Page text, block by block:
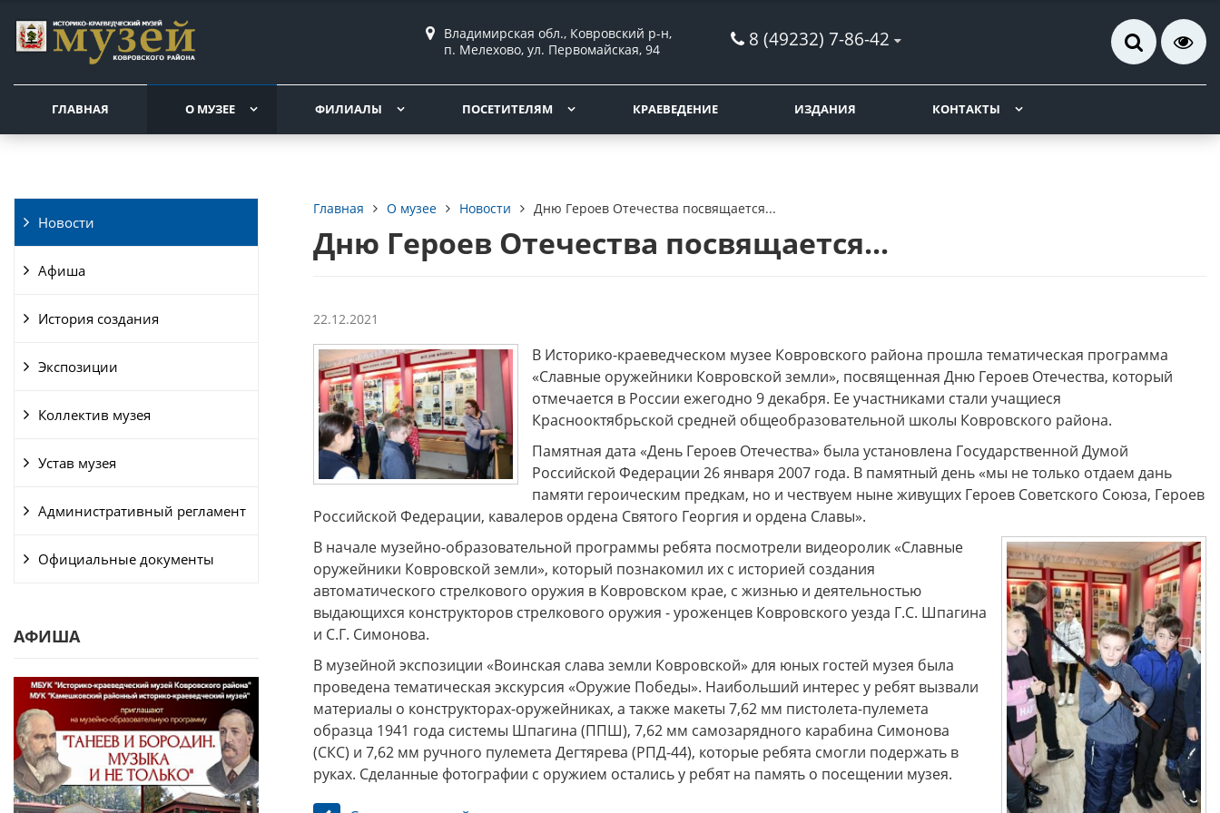
Владимирская обл., Ковровский р-н,
п. Мелехово, ул. Первомайская, 94
8 (49232) 7-86-42
ГЛАВНАЯ О МУЗЕЕ ФИЛИАЛЫ ПОСЕТИТЕЛЯМ КРАЕВЕДЕНИЕ ИЗДАНИЯ КОНТАКТЫ
Новости
Афиша
История создания
Экспозиции
Коллектив музея
Устав музея
Административный регламент
Официальные документы
АФИША
Главная О музее Новости Дню Героев Отечества посвящается...
Дню Героев Отечества посвящается...
22.12.2021
В Историко-краеведческом музее Ковровского района прошла тематическая программа
«Славные оружейники Ковровской земли», посвященная Дню Героев Отечества, который
отмечается в России ежегодно 9 декабря. Ее участниками стали учащиеся
Краснооктябрьской средней общеобразовательной школы Ковровского района.
Памятная дата «День Героев Отечества» была установлена Государственной Думой
Российской Федерации 26 января 2007 года. В памятный день «мы не только отдаем дань
памяти героическим предкам, но и чествуем ныне живущих Героев Советского Союза, Героев
Российской Федерации, кавалеров ордена Святого Георгия и ордена Славы».
В начале музейно-образовательной программы ребята посмотрели видеоролик «Славные
оружейники Ковровской земли», который познакомил их с историей создания
автоматического стрелкового оружия в Ковровском крае, с жизнью и деятельностью
выдающихся конструкторов стрелкового оружия - уроженцев Ковровского уезда Г.С. Шпагина
и С.Г. Симонова.
В музейной экспозиции «Воинская слава земли Ковровской» для юных гостей музея была
проведена тематическая экскурсия «Оружие Победы». Наибольший интерес у ребят вызвали
материалы о конструкторах-оружейниках, а также макеты 7,62 мм пистолета-пулемета
образца 1941 года системы Шпагина (ППШ), 7,62 мм самозарядного карабина Симонова
(СКС) и 7,62 мм ручного пулемета Дегтярева (РПД-44), которые ребята смогли подержать в
руках. Сделанные фотографии с оружием остались у ребят на память о посещении музея.